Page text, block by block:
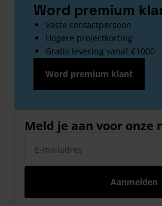
Word premium
Vaste contactpersoon
Hogere projectkorting
Gratis levering vanaf €1000
Word premium klant
Meld je aan voor onze
Aanmelden